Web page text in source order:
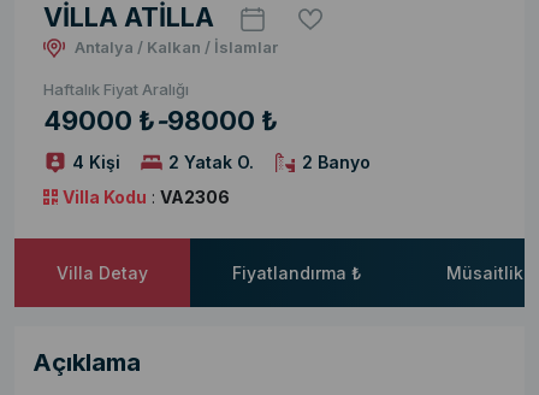
VİLLA ATİLLA
Antalya / Kalkan / İslamlar
Haftalık Fiyat Aralığı
49000 ₺-98000 ₺
4 Kişi 2 Yatak O.
2 Banyo
Villa Kodu : VA2306
Villa Detay Fiyatlandırma ₺ Müsaitlik
Açıklama